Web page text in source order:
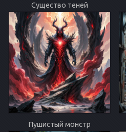
Существо теней
Пушистый монстр